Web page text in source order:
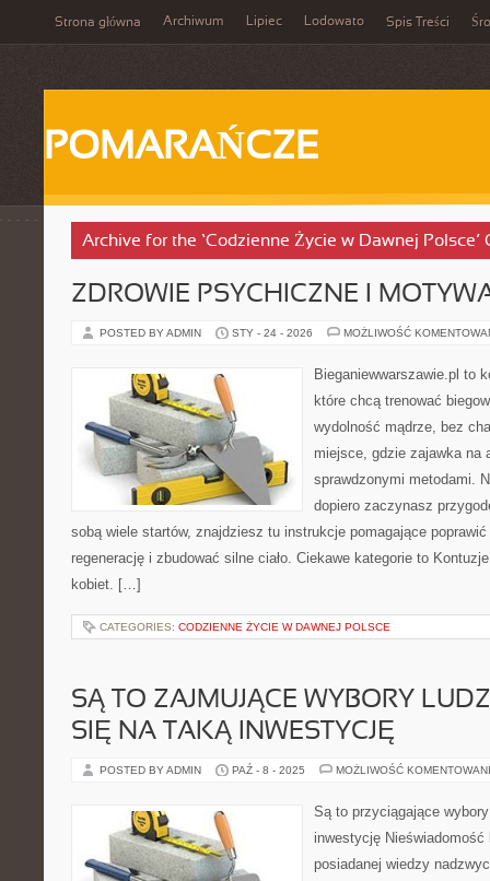
Strona główna Archiwum Lipiec Lodowato Spis Treści
POMARAŃCZE
Archive for the ‘Codzienne Życie w Dawnej Polsce’
ZDROWIE PSYCHICZNE I
POSTED BY ADMIN STY - 24 - 2026 MOŻLIWOŚĆ
Bieganiewwarszawie.pl to
które chcą trenować
wydolność mądrze, bez
miejsce, gdzie zajawka na
sprawdzonymi metodami.
dopiero zaczynasz
sobą wiele startów, znajdziesz tu instrukcje pomagające
regenerację i zbudować silne ciało. Ciekawe kategorie to
kobiet. […]
CATEGORIES: CODZIENNE ŻYCIE W DAWNEJ POLSCE
SĄ TO ZAJMUJĄCE WYBORY
SIĘ NA TAKĄ INWESTYCJĘ
POSTED BY ADMIN PAŹ - 8 - 2025 MOŻLIWOŚĆ
Są to przyciągające
inwestycję
posiadanej wiedzy